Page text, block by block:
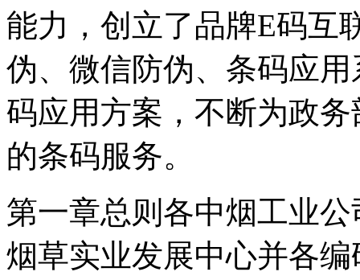
能力，创立了品牌E码互
伪、微信防伪、条码应
码应用方案，不断为政
的条码服务。
第一章总则各中烟工业
烟草实业发展中心并各